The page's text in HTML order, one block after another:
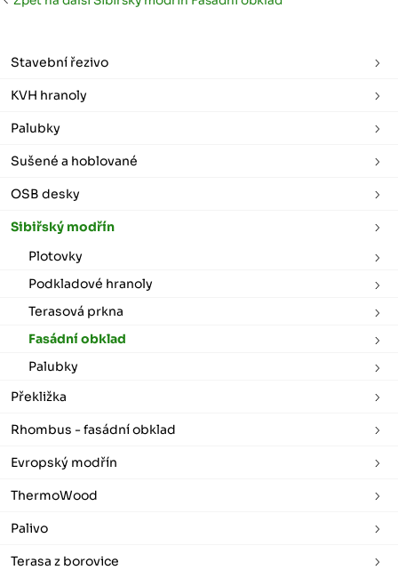
Stavební řezivo
KVH hranoly
Palubky
Sušené a hoblované
OSB desky
Sibiřský modřín
Plotovky
Podkladové hranoly
Terasová prkna
Fasádní obklad
Palubky
Překližka
Rhombus - fasádní obklad
Evropský modřín
ThermoWood
Palivo
Terasa z borovice